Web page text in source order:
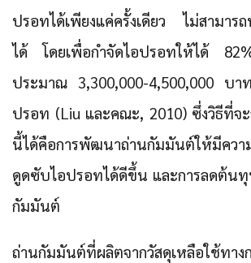
ปรอทได้เพียงแค่ครั้งเดียว ไม่สามาร
ได้ โดยเพื่อกำจัดไอปรอทให้ได้
ประมาณ 3,300,000-4,500,000 บ
ปรอท (Liu และคณะ, 2010) ซึ่งวิธีที่จ
นี้ได้คือการพัฒนาถ่านกัมมันต์ให้มีควา
ดูดซับไอปรอทได้ดีขึ้น และการลดต้น
กัมมันต์
ถ่านกัมมันต์ที่ผลิตจากวัสดุเหลือใช้ทาง